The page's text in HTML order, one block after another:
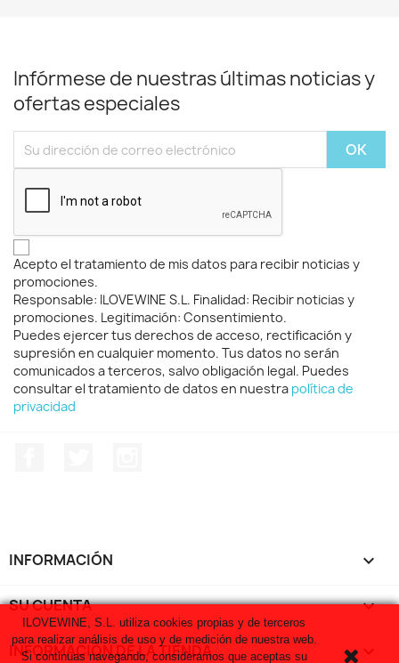
Infórmese de nuestras últimas noticias y
ofertas especiales
Acepto el tratamiento de mis datos para recibir noticias y
promociones.
Responsable: ILOVEWINE S.L. Finalidad: Recibir noticias y
promociones. Legitimación: Consentimiento.
Puedes ejercer tus derechos de acceso, rectificación y
supresión en cualquier momento. Tus datos no serán
comunicados a terceros, salvo obligación legal. Puedes
consultar el tratamiento de datos en nuestra política de
privacidad
INFORMACIÓN 
SU CUENTA 
INFORMACIÓN DE LA TIENDA keyboard_arrow_down
ILOVEWINE, S.L. utiliza cookies propias y de terceros
para realizar análisis de uso y de medición de nuestra web.
Si continuas navegando, consideramos que aceptas su